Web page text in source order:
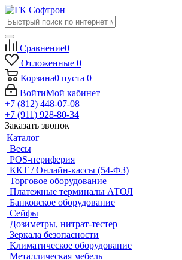
Сравнение0
Отложенные 0
Корзина0 пуста 0
ВойтиМой кабинет
+7 (812) 448-07-08
+7 (911) 928-80-34
Заказать звонок
Каталог
Весы
POS-периферия
ККТ / Онлайн-кассы (54-ФЗ)
Торговое оборудование
Платежные терминалы АТОЛ
Банковское оборудование
Сейфы
Дозиметры, нитрат-тестер
Зеркала безопасности
Климатическое оборудование
Металлическая мебель